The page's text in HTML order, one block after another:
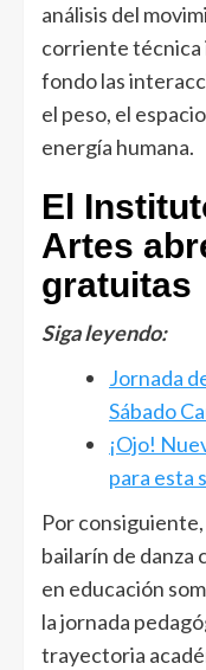
análisis del
corriente técnica
fondo las
el peso, el
energía humana.
El
Artes
gratuitas
Siga leyendo:
Jornada
Sábado
¡Ojo!
para esta
Por
bailarín de danza
en educación
la jornada
trayectoria